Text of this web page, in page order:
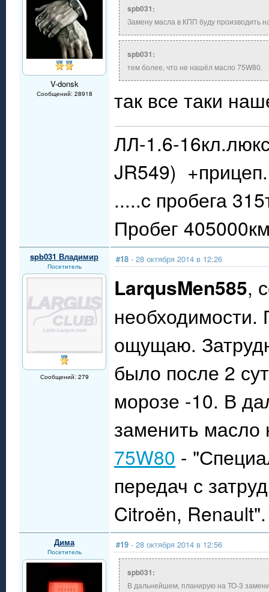
V-donsk
Сообщений: 28918
spb031:
Замену масла в КПП буду производить
spb031:
тем более, что не нашёл масло 75W80.
так все таки
ЛЛ-1.6-
JR549) +прицеп.
.....c пробега
Пробег
spb031 Владимир
Посетитель
Сообщений: 279
#18 - 28 октября 2014 в 12:26
LarqusMen585,
необходимости.
ощущаю.
было после 2
морозе -10. В
заменить
75W80 -
передач с
Citroën, Renault".
Дима
Посетитель
#19 - 28 октября 2014 в 12:56
spb031:
В дальнейшем, планирую на ТО-3